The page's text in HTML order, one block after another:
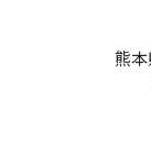
熊